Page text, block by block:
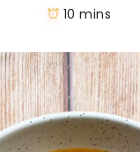
10 mins